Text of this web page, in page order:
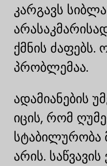
კარგავს
ქმნის ძაფებს.
პრობლემაა.
ადამიანების
იცის, რომ
სტაბილურობა
არის. საწვავის